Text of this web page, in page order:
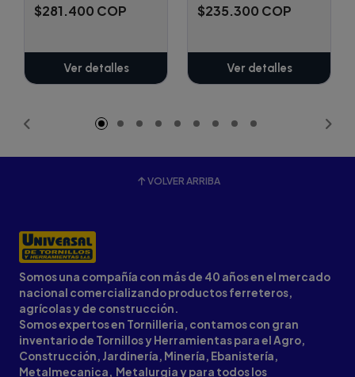
$281.400 COP
Ver detalles
$235.300 COP
Ver detalles
VOLVER ARRIBA
Somos una compañía con más de 40 años en el mercado
nacional comercializando productos ferreteros,
agrícolas y de construcción.
Somos expertos en Tornilleria, contamos con gran
inventario de Tornillos y Herramientas para el Agro,
Construcción, Jardinería, Minería, Ebanistería,
Metalmecanica, Metalurgia y para todos los